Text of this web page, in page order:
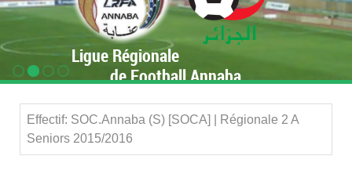
Ligue Régionale
de Football Annaba
Effectif: SOC.Annaba (S) [SOCA] | Régionale 2 A
Seniors 2015/2016